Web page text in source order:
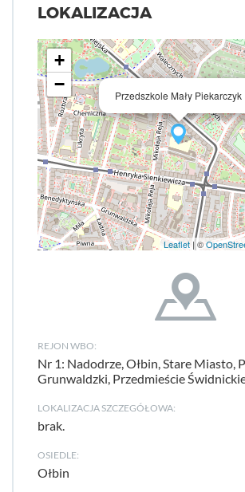
LOKALIZACJA
Przedszkole Mały Piekarczyk
+
−
Leaflet| ©
REJON WBO:
Nr 1: Nadodrze, Ołbin, Stare Miasto,
Grunwaldzki, Przedmieście
LOKALIZACJA SZCZEGÓŁOWA:
brak.
OSIEDLE:
Ołbin